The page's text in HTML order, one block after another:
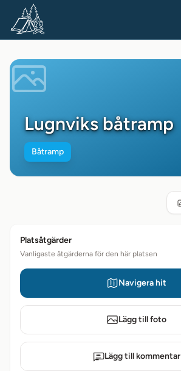
Lugnviks båtramp
Båtramp
Platsåtgärder
Vanligaste åtgärderna för den här platsen
Navigera hit
Lägg till foto
Lägg till kommentar